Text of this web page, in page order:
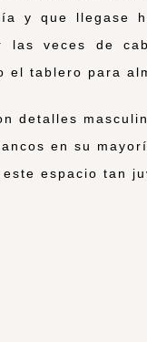
y que llegase
las veces de
el tablero para
detalles
en su
espacio tan